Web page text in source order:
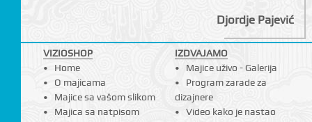
Djordje Pajević
VIZIOSHOP
Home
O majicama
Majice sa vašom slikom
Majica sa natpisom
IZDVAJAMO
Majice uživo - Galerija
Program zarade za
dizajnere
Video kako je nastao